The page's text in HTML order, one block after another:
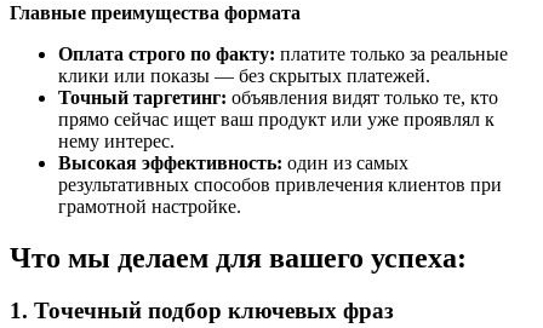
Главные преимущества формата
Оплата строго по факту: платите только за реальные
клики или показы — без скрытых платежей.
Точный таргетинг: объявления видят только те, кто
прямо сейчас ищет ваш продукт или уже проявлял к
нему интерес.
Высокая эффективность: один из самых
результативных способов привлечения клиентов при
грамотной настройке.
Что мы делаем для вашего успеха:
1. Точечный подбор ключевых фраз